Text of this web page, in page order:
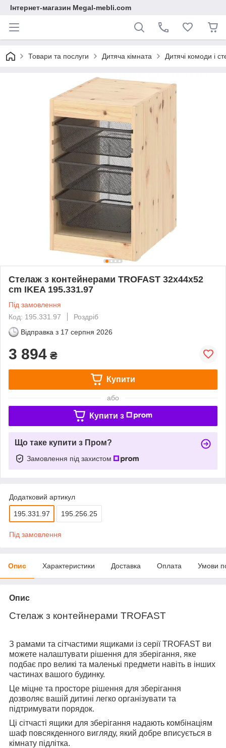
Інтернет-магазин Megal-mebli.com
Товари та послуги Дитяча кімната Дитячі комоди і
Стелаж з контейнерами TROFAST 32x44x52
cm IKEA 195.331.97
Під замовлення
Код: 195.331.97
Роздріб
Відправка з 17 серпня 2026
3 894 ₴
Купити
або
Купити з
Що таке купити з Пром?
Замовлення під захистом
Додатковий артикул
195.331.97 195.256.25
Під замовлення
Опис Характеристики Доставка Оплата Умови
Опис
Стелаж з контейнерами TROFAST
З рамами та сітчастими ящиками із серії TROFAST ви
можете налаштувати рішення для зберігання, яке
подбає про великі та маленькі предмети навіть в інших
частинах вашого будинку.
Це міцне та просторе рішення для зберігання
дозволяє вашій дитині легко організувати та
підтримувати порядок.
Ці сітчасті ящики для зберігання надають комбінаціям
шаф повсякденного вигляду, який добре вписується в
кімнату підлітка.